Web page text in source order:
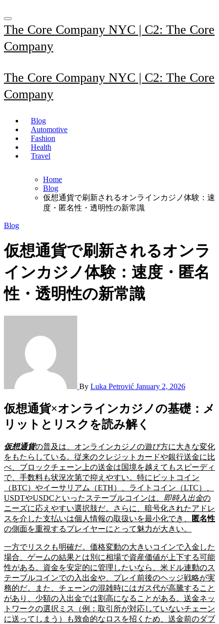
to
content
The Core Company NYC | C2: The Core
Company
The Core Company NYC | C2: The Core
Company
Blog
Automotive
Fashion
Health
Travel
Home
Blog
仮想通貨で刷新されるオンラインカジノ体験：速
度・匿名性・透明性の新常識
Blog
仮想通貨で刷新されるオンラ
インカジノ体験：速度・匿名
性・透明性の新常識
By Luka Petrović January 2, 2026
仮想通貨×オンラインカジノの基礎：メ
リットとリスクを読み解く
仮想通貨の普及は、オンラインカジノの遊び方に大きな変化
をもたらしている。従来のクレジットカードや銀行送金に比
べ、ブロックチェーン上の送金は国境を越えてもスピーディ
で、手数料も状況次第で抑えやすい。特にビットコイン
（BTC）やイーサリアム（ETH）、ライトコイン（LTC）、
USDTやUSDCといったステーブルコインは、 即時入出金の
ニーズに応えやすい選択肢だ。さらに、暗号化されたアドレ
スを介した支払いは個人情報の取扱いを最小化でき、
匿名性
の側面を重視するプレイヤーにとって魅力が大きい。
一方でリスクも明確だ。価格変動の大きいコインで入金した
場合、ゲームの結果とは別に相場で資産価値が上下する可能
性がある。資金を安定的に管理したいなら、米ドル連動のス
テーブルコインでの入出金や、プレイ前後のヘッジ戦略が実
務的だ。また、チェーンの混雑時にはガス代が高騰すること
があり、少額の入出金では割高になることがある。送金ネッ
トワークの選択ミス（例：取引所が対応していないチェーン
に送ってしまう）も致命的なロスを招くため、送金前のダブ